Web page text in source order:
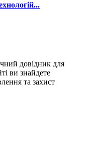
довідник для
ви знайдете
та захист